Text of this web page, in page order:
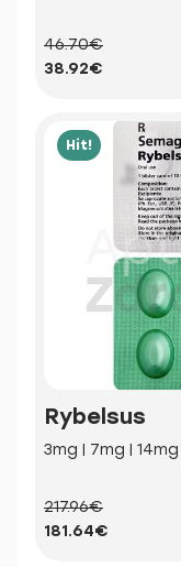
46.70€
38.92€
Hit!
Rybelsus
3mg | 7mg | 14mg
217.96€
181.64€